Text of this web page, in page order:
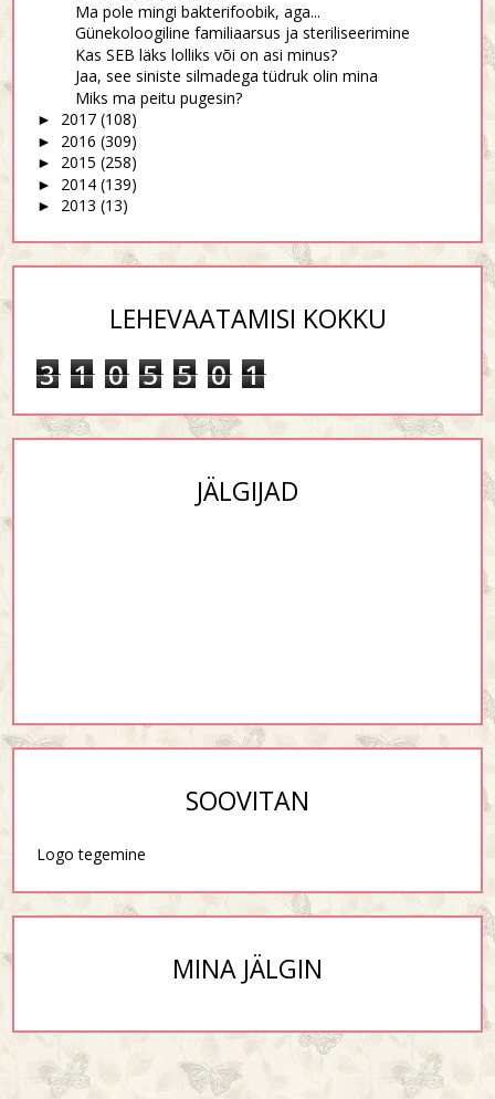
Ma pole mingi bakterifoobik, aga...
Günekoloogiline familiaarsus ja steriliseerimine
Kas SEB läks lolliks või on asi minus?
Jaa, see siniste silmadega tüdruk olin mina
Miks ma peitu pugesin?
► 2017 (108)
► 2016 (309)
► 2015 (258)
► 2014 (139)
► 2013 (13)
LEHEVAATAMISI KOKKU
3 1 0 5 5 0 1
JÄLGIJAD
SOOVITAN
Logo tegemine
MINA JÄLGIN